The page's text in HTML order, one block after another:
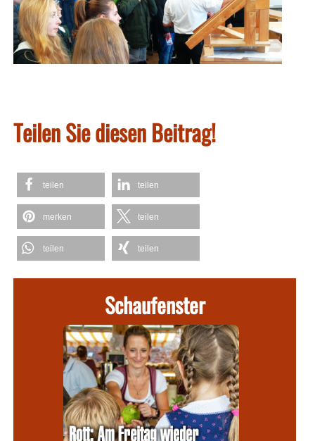
Teilen Sie diesen Beitrag!
teilen teilen
merken teilen
teilen teilen
Schaufenster